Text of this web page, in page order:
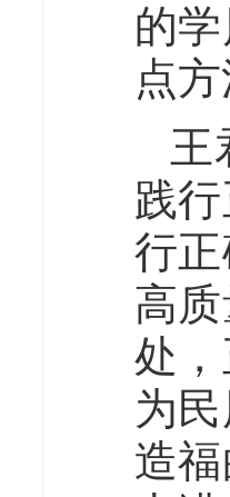
的
点
王
践
行
高
处
为
造